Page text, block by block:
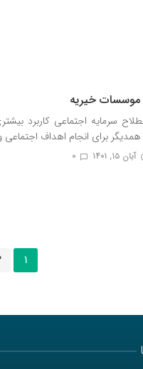
موسسات خیریه
سرمایه اجتماعی کاربرد
همدیگر برای انجام اهداف اجتماعی
آبان ۱۵, ۱۴۰۱ 0
1